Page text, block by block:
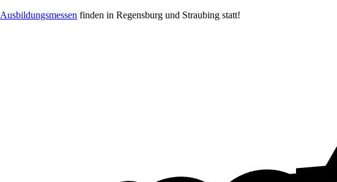
Ausbildungsmessen finden in Regensburg und Straubing statt!